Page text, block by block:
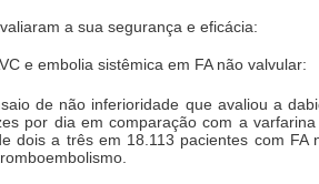
a sua segurança e eficácia:
e embolia sistêmica em FA não valvular:
de não inferioridade que avaliou a
por dia em comparação com a
dois a três em 18.113 pacientes com FA